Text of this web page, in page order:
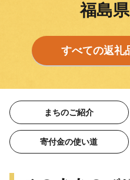
福島
すべての返礼
まちのご紹介
寄付金の使い道